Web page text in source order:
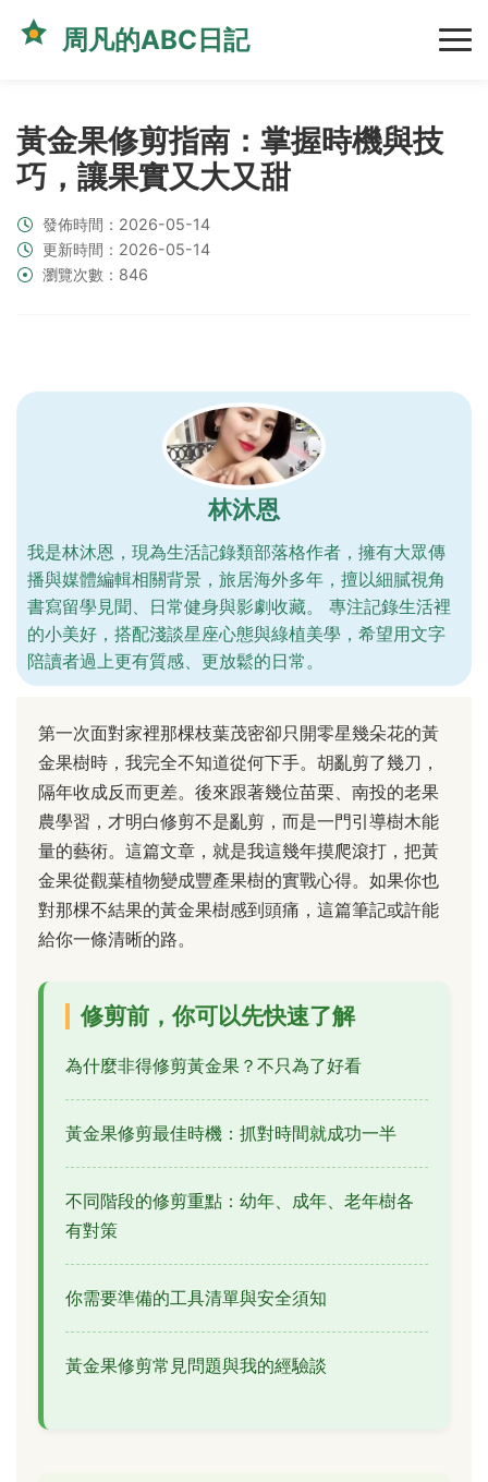
周凡的ABC日記
黃金果修剪指南：掌握時機與技
巧，讓果實又大又甜
發佈時間：2026-05-14
更新時間：2026-05-14
瀏覽次數：846
林沐恩
我是林沐恩，現為生活記錄類部落格作者，擁有大眾傳
播與媒體編輯相關背景，旅居海外多年，擅以細膩視角
書寫留學見聞、日常健身與影劇收藏。 專注記錄生活裡
的小美好，搭配淺談星座心態與綠植美學，希望用文字
陪讀者過上更有質感、更放鬆的日常。
第一次面對家裡那棵枝葉茂密卻只開零星幾朵花的黃
金果樹時，我完全不知道從何下手。胡亂剪了幾刀，
隔年收成反而更差。後來跟著幾位苗栗、南投的老果
農學習，才明白修剪不是亂剪，而是一門引導樹木能
量的藝術。這篇文章，就是我這幾年摸爬滾打，把黃
金果從觀葉植物變成豐產果樹的實戰心得。如果你也
對那棵不結果的黃金果樹感到頭痛，這篇筆記或許能
給你一條清晰的路。
修剪前，你可以先快速了解
為什麼非得修剪黃金果？不只為了好看
黃金果修剪最佳時機：抓對時間就成功一半
不同階段的修剪重點：幼年、成年、老年樹各
有對策
你需要準備的工具清單與安全須知
黃金果修剪常見問題與我的經驗談